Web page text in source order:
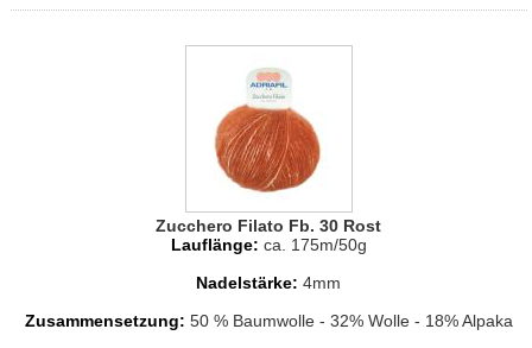
Zucchero Filato Fb. 30 Rost
Lauflänge: ca. 175m/50g
Nadelstärke: 4mm
Zusammensetzung: 50 % Baumwolle - 32% Wolle - 18% Alpaka